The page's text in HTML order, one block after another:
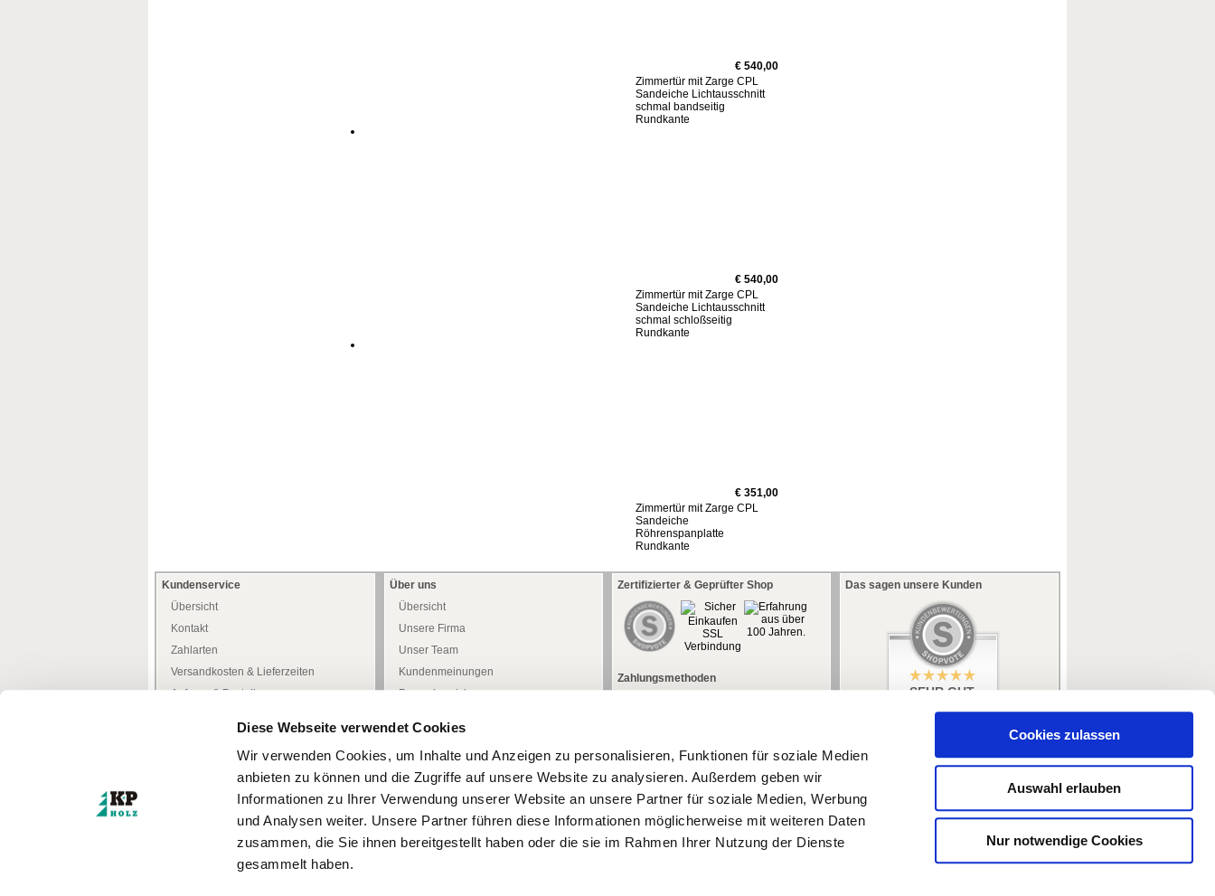
Diese Webseite verwendet Cookies
Wir verwenden Cookies, um Inhalte und Anzeigen zu personalisieren, Funktionen für soziale Medien
anbieten zu können und die Zugriffe auf unsere Website zu analysieren. Außerdem geben wir
Informationen zu Ihrer Verwendung unserer Website an unsere Partner für soziale Medien, Werbung
und Analysen weiter. Unsere Partner führen diese Informationen möglicherweise mit weiteren Daten
zusammen, die Sie ihnen bereitgestellt haben oder die sie im Rahmen Ihrer Nutzung der Dienste
gesammelt haben.
Cookies zulassen
Auswahl erlauben
Nur notwendige Cookies
€ 540,00
Zimmertür mit Zarge CPL
Sandeiche Lichtausschnitt
schmal bandseitig
Rundkante
€ 540,00
Zimmertür mit Zarge CPL
Sandeiche Lichtausschnitt
schmal schloßseitig
Rundkante
€ 351,00
Zimmertür mit Zarge CPL
Sandeiche
Röhrenspanplatte
Rundkante
Kundenservice
Übersicht
Kontakt
Zahlarten
Versandkosten & Lieferzeiten
Anfrage & Bestellung
Freiwilliges Rückgaberecht
Zertifizierungen
Türenkonfigurator
Über uns
Übersicht
Unsere Firma
Unser Team
Kundenmeinungen
Pressebereich
Widerrufsrecht
Widerrufsformular
AGB
Impressum
Zertifizierter & Geprüfter Shop
Zahlungsmethoden
Das sagen unsere Kunden
SEHR GUT